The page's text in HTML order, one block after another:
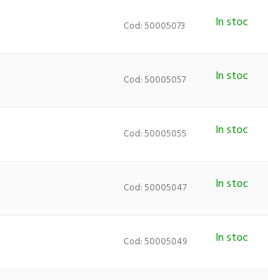
Cod: 50005073 In stoc
Cod: 50005057 In stoc
Cod: 50005055 In stoc
Cod: 50005047 In stoc
Cod: 50005049 In stoc